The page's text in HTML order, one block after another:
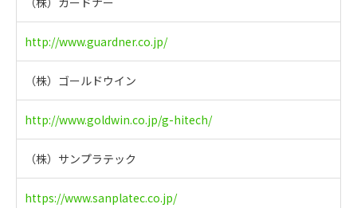
http://www.guardner.co.jp/
（株）ゴールドウイン
http://www.goldwin.co.jp/g-hitech/
（株）サンプラテック
https://www.sanplatec.co.jp/